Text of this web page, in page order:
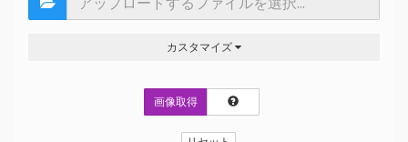
カスタマイズ
画像取得